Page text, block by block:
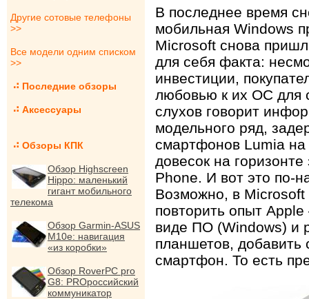
Другие сотовые телефоны
>>
Все модели одним списком
>>
Последние обзоры
Аксессуары
Обзоры КПК
Обзор Highscreen
Hippo: маленький
гигант мобильного
телекома
Обзор Garmin-ASUS
M10e: навигация
«из коробки»
Обзор RoverPC pro
G8: PROроссийский
коммуникатор
В последнее время
мобильная Windows
Microsoft снова
для себя факта:
инвестиции,
любовью к их ОС для
слухов говорит
модельного ряд,
смартфонов Lumia на
довесок на
Phone. И вот это по-
Возможно, в
повторить опыт
виде ПО (Windows) и
планшетов,
смартфон. То есть